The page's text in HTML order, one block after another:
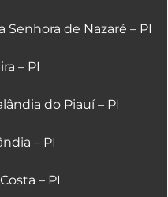
de Nazaré – PI
– PI
do Piauí – PI
– PI
– PI